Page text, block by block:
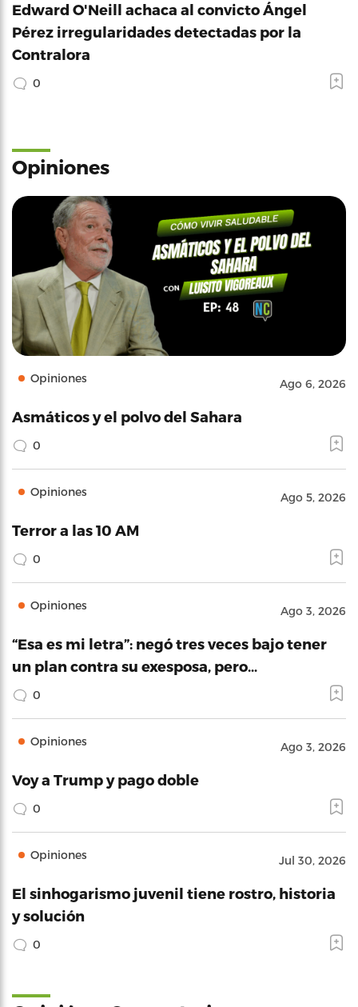
Edward O'Neill achaca al convicto Ángel
Pérez irregularidades detectadas por la
Contralora
0
Opiniones
Opiniones Ago 6, 2026
Asmáticos y el polvo del Sahara
0
Opiniones Ago 5, 2026
Terror a las 10 AM
0
Opiniones Ago 3, 2026
“Esa es mi letra”: negó tres veces bajo tener
un plan contra su exesposa, pero…
0
Opiniones Ago 3, 2026
Voy a Trump y pago doble
0
Opiniones Jul 30, 2026
El sinhogarismo juvenil tiene rostro, historia
y solución
0